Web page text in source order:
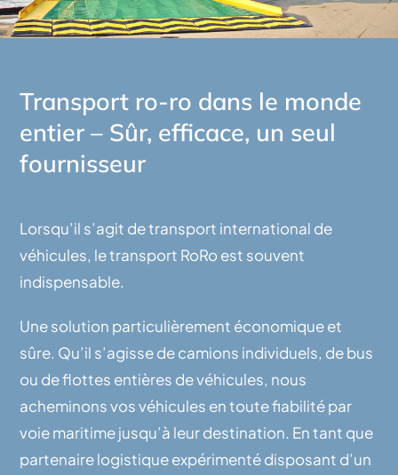
Transport ro-ro dans le monde
entier – Sûr, efficace, un seul
fournisseur
Lorsqu’il s’agit de transport international de
véhicules, le transport RoRo est souvent
indispensable.
Une solution particulièrement économique et
sûre. Qu’il s’agisse de camions individuels, de bus
ou de flottes entières de véhicules, nous
acheminons vos véhicules en toute fiabilité par
voie maritime jusqu’à leur destination. En tant que
partenaire logistique expérimenté disposant d’un